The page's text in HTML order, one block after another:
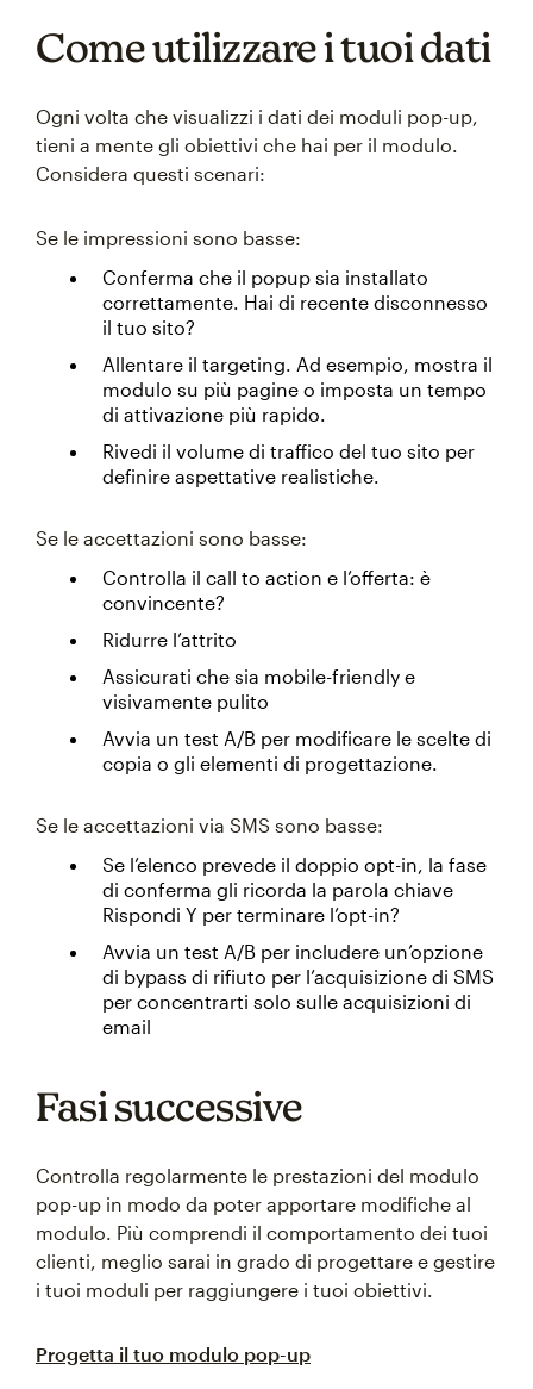
Come utilizzare i tuoi dati
Ogni volta che visualizzi i dati dei moduli pop-up,
tieni a mente gli obiettivi che hai per il modulo.
Considera questi scenari:
Se le impressioni sono basse:
Conferma che il popup sia installato
correttamente. Hai di recente disconnesso
il tuo sito?
Allentare il targeting. Ad esempio, mostra il
modulo su più pagine o imposta un tempo
di attivazione più rapido.
Rivedi il volume di traffico del tuo sito per
definire aspettative realistiche.
Se le accettazioni sono basse:
Controlla il call to action e l’offerta: è
convincente?
Ridurre l’attrito
Assicurati che sia mobile-friendly e
visivamente pulito
Avvia un test A/B per modificare le scelte di
copia o gli elementi di progettazione.
Se le accettazioni via SMS sono basse:
Se l’elenco prevede il doppio opt-in, la fase
di conferma gli ricorda la parola chiave
Rispondi Y per terminare l’opt-in?
Avvia un test A/B per includere un’opzione
di bypass di rifiuto per l’acquisizione di SMS
per concentrarti solo sulle acquisizioni di
email
Fasi successive
Controlla regolarmente le prestazioni del modulo
pop-up in modo da poter apportare modifiche al
modulo. Più comprendi il comportamento dei tuoi
clienti, meglio sarai in grado di progettare e gestire
i tuoi moduli per raggiungere i tuoi obiettivi.
Progetta il tuo modulo pop-up